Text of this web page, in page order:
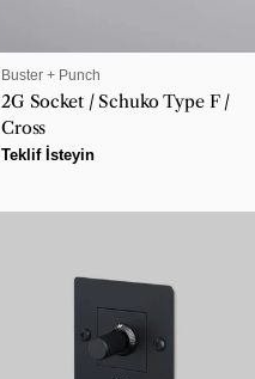
SATICI:
Buster + Punch
2G Socket / Schuko Type F /
Cross
Normal
Teklif İsteyin